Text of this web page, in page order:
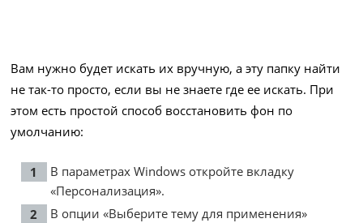
Вам нужно будет искать их вручную, а эту папку найти
не так-то просто, если вы не знаете где ее искать. При
этом есть простой способ восстановить фон по
умолчанию:
В параметрах Windows откройте вкладку
«Персонализация».
В опции «Выберите тему для применения»